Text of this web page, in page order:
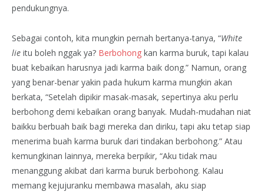
pendukungnya.
Sebagai contoh, kita mungkin pernah bertanya-tanya, “White
lie itu boleh nggak ya? Berbohong kan karma buruk, tapi kalau
buat kebaikan harusnya jadi karma baik dong.” Namun, orang
yang benar-benar yakin pada hukum karma mungkin akan
berkata, “Setelah dipikir masak-masak, sepertinya aku perlu
berbohong demi kebaikan orang banyak. Mudah-mudahan niat
baikku berbuah baik bagi mereka dan diriku, tapi aku tetap siap
menerima buah karma buruk dari tindakan berbohong.” Atau
kemungkinan lainnya, mereka berpikir, “Aku tidak mau
menanggung akibat dari karma buruk berbohong. Kalau
memang kejujuranku membawa masalah, aku siap